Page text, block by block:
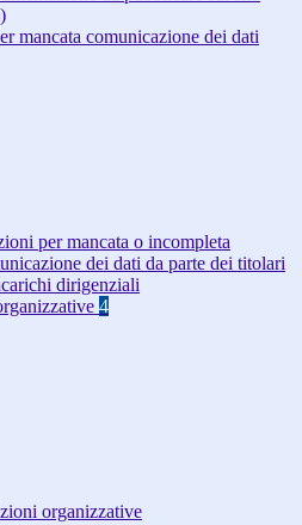
mancata comunicazione dei dati
per mancata o incompleta
dei dati da parte dei titolari
dirigenziali
4
organizzative